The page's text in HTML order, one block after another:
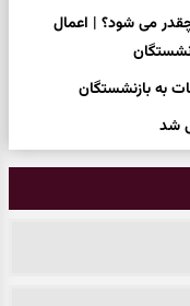
می شود؟ | اعمال
به بازنشستگان
شد